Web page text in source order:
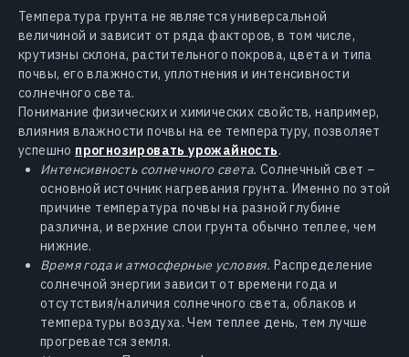
Температура грунта не является универсальной
величиной и зависит от ряда факторов, в том числе,
крутизны склона, растительного покрова, цвета и типа
почвы, его влажности, уплотнения и интенсивности
солнечного света.
Понимание физических и химических свойств, например,
влияния влажности почвы на ее температуру, позволяет
успешно прогнозировать урожайность.
Интенсивность солнечного света. Солнечный свет –
основной источник нагревания грунта. Именно по этой
причине температура почвы на разной глубине
различна, и верхние слои грунта обычно теплее, чем
нижние.
Время года и атмосферные условия. Распределение
солнечной энергии зависит от времени года и
отсутствия/наличия солнечного света, облаков и
температуры воздуха. Чем теплее день, тем лучше
прогревается земля.